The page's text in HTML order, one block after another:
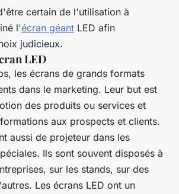
certain de l'utilisation à
l'écran géant LED afin
judicieux.
LED
les écrans de grands formats
dans le marketing. Leur but est
des produits ou services et
aux prospects et clients.
aussi de projeteur dans les
Ils sont souvent disposés à
sur les stands, sur des
Les écrans LED ont un